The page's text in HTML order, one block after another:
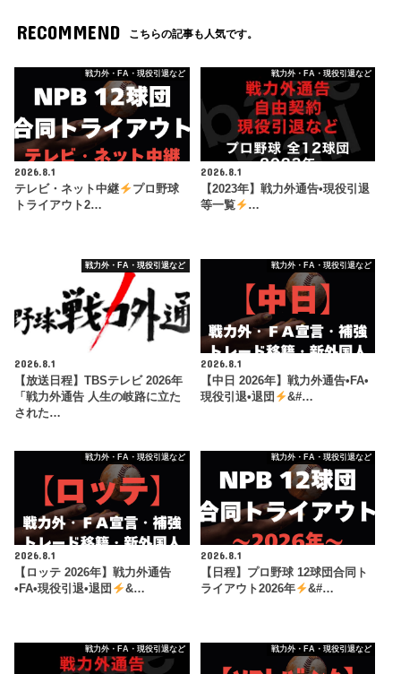
RECOMMEND こちらの記事も人気です。
戦力外・FA・現役引退など
2026.8.1
テレビ・ネット中継
プロ野球
トライアウト2…
戦力外・FA・現役引退など
2026.8.1
【2023年】戦力外通告•現役引退
等一覧
…
戦力外・FA・現役引退など
2026.8.1
【放送日程】TBSテレビ 2026年
「戦力外通告 人生の岐路に立た
された…
戦力外・FA・現役引退など
2026.8.1
【中日 2026年】戦力外通告•FA•
現役引退•退団
&#…
戦力外・FA・現役引退など
2026.8.1
【ロッテ 2026年】戦力外通告
•FA•現役引退•退団
&…
戦力外・FA・現役引退など
2026.8.1
【日程】プロ野球 12球団合同ト
ライアウト2026年
&#…
戦力外・FA・現役引退など 戦力外・FA・現役引退など